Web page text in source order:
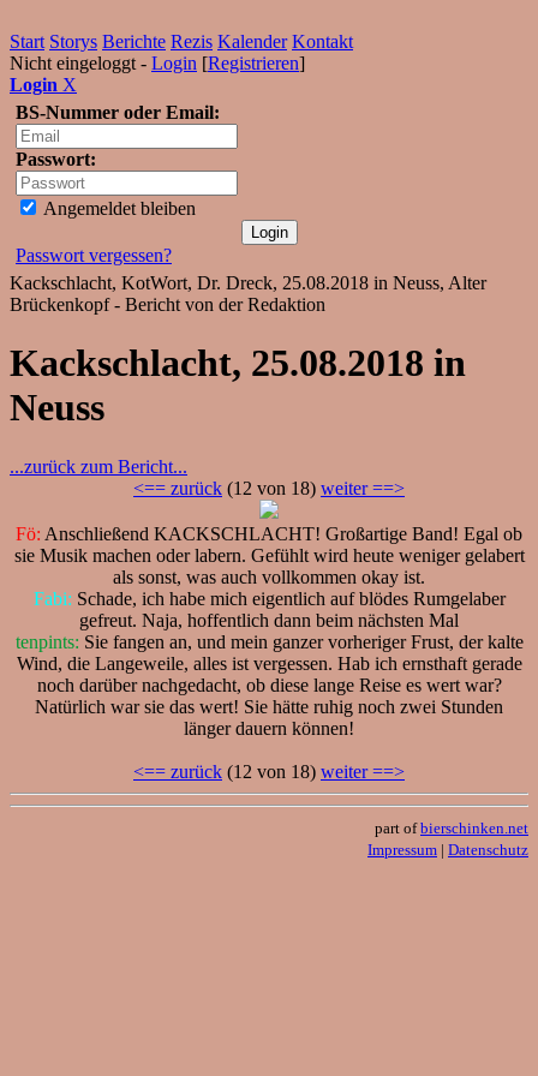
Start Storys Berichte Rezis Kalender Kontakt
Nicht eingeloggt - Login [Registrieren]
Login X
BS-Nummer oder Email:
Passwort:
Angemeldet bleiben
Passwort vergessen?
Kackschlacht, KotWort, Dr. Dreck, 25.08.2018 in Neuss, Alter
Brückenkopf - Bericht von der Redaktion
Kackschlacht, 25.08.2018 in
Neuss
...zurück zum Bericht...
<== zurück (12 von 18) weiter ==>
Fö: Anschließend KACKSCHLACHT! Großartige Band! Egal ob
sie Musik machen oder labern. Gefühlt wird heute weniger gelabert
als sonst, was auch vollkommen okay ist.
Fabi: Schade, ich habe mich eigentlich auf blödes Rumgelaber
gefreut. Naja, hoffentlich dann beim nächsten Mal
tenpints: Sie fangen an, und mein ganzer vorheriger Frust, der kalte
Wind, die Langeweile, alles ist vergessen. Hab ich ernsthaft gerade
noch darüber nachgedacht, ob diese lange Reise es wert war?
Natürlich war sie das wert! Sie hätte ruhig noch zwei Stunden
länger dauern können!
<== zurück (12 von 18) weiter ==>
part ofbierschinken.net
Impressum | Datenschutz